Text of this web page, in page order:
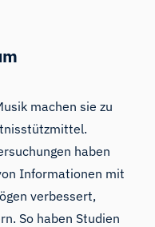
machen sie zu
haben
Informationen mit
verbessert,
So haben Studien